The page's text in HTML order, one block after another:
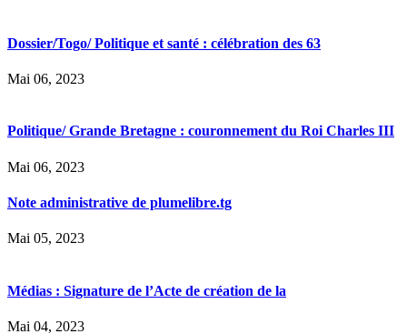
Dossier/Togo/ Politique et santé : célébration des 63
Mai 06, 2023
Politique/ Grande Bretagne : couronnement du Roi Charles III
Mai 06, 2023
Note administrative de plumelibre.tg
Mai 05, 2023
Médias : Signature de l’Acte de création de la
Mai 04, 2023